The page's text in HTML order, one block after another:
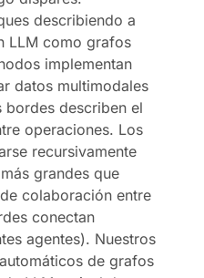
describiendo a
LLM como grafos
implementan
datos multimodales
bordes describen el
operaciones. Los
recursivamente
grandes que
colaboración entre
conectan
agentes). Nuestros
de grafos